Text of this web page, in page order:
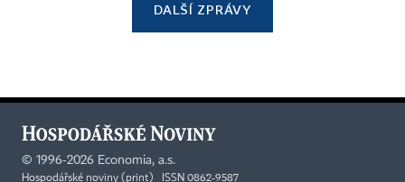
DALŠÍ ZPRÁVY
© 1996-2026 Economia, a.s.
Hospodářské noviny (print) ISSN 0862-9587